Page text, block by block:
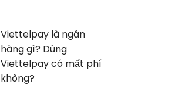
Viettelpay là ngân
hàng gì? Dùng
Viettelpay có mất phí
không?